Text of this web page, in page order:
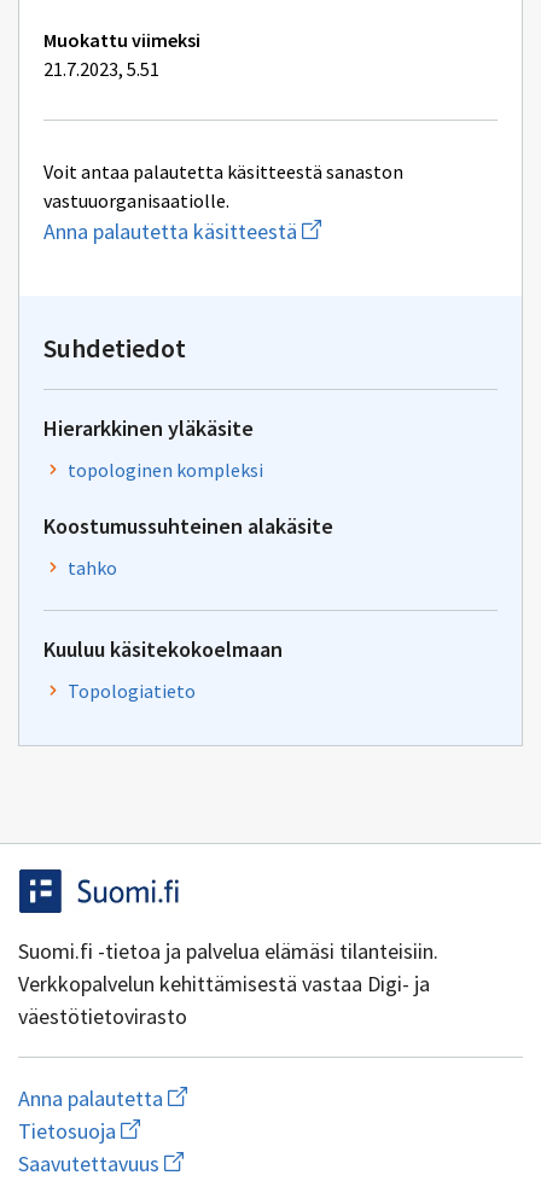
Muokattu viimeksi
21.7.2023, 5.51
Voit antaa palautetta käsitteestä sanaston
vastuuorganisaatiolle.
Anna palautetta käsitteestä Aloita
uuden
Suhdetiedot
Hierarkkinen yläkäsite
topologinen kompleksi
Koostumussuhteinen alakäsite
tahko
Kuuluu käsitekokoelmaan
Topologiatieto
Suomi.fi -tietoa ja palvelua elämäsi tilanteisiin.
Verkkopalvelun kehittämisestä vastaa Digi- ja
väestötietovirasto
Anna palautetta Aloita
uuden
kirjoitus
Tietosuoja Avaa
linkki
uuteen
Saavutettavuus Avaa